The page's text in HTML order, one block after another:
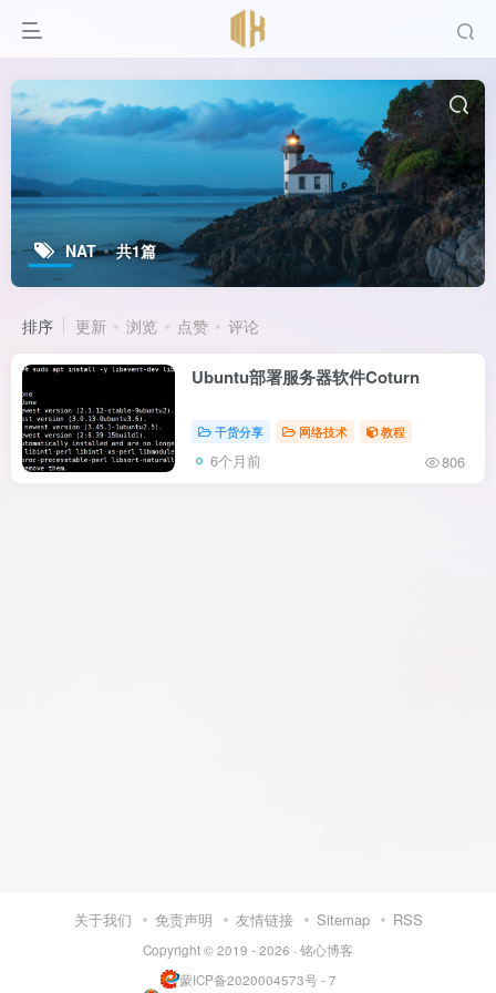
NAT 共1篇
排序 更新 浏览 点赞 评论
Ubuntu部署服务器软件Coturn
干货分享 网络技术 教程
6个月前 806
关于我们 免责声明 友情链接 Sitemap RSS
Copyright © 2019 - 2026 · 铭心博客
蒙ICP备2020004573号 - 7